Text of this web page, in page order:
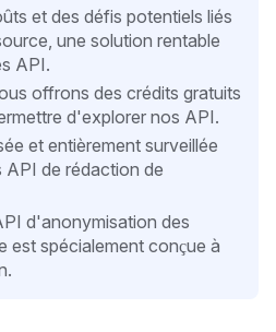
et des défis potentiels liés
une solution rentable
API.
offrons des crédits gratuits
d'explorer nos API.
et entièrement surveillée
API de rédaction de
d'anonymisation des
est spécialement conçue à